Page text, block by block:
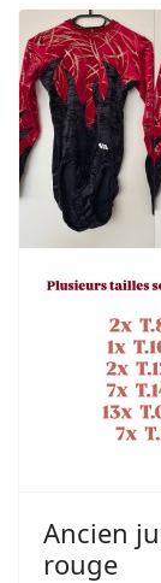
Ancien
rouge